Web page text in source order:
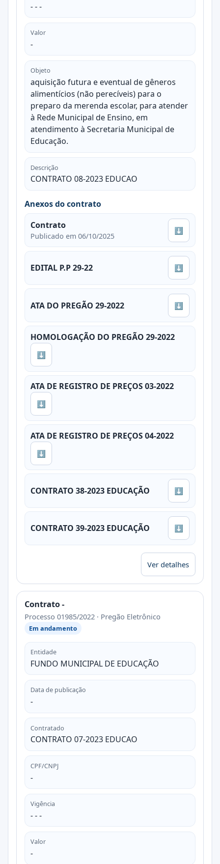
- - -
Valor
-
Objeto
aquisição futura e eventual de gêneros
alimentícios (não perecíveis) para o
preparo da merenda escolar, para atender
à Rede Municipal de Ensino, em
atendimento à Secretaria Municipal de
Educação.
Descrição
CONTRATO 08-2023 EDUCAO
Anexos do contrato
Contrato
Publicado em 06/10/2025
⬇
EDITAL P.P 29-22 ⬇
ATA DO PREGÃO 29-2022 ⬇
HOMOLOGAÇÃO DO PREGÃO 29-2022
⬇
ATA DE REGISTRO DE PREÇOS 03-2022
⬇
ATA DE REGISTRO DE PREÇOS 04-2022
⬇
CONTRATO 38-2023 EDUCAÇÃO ⬇
CONTRATO 39-2023 EDUCAÇÃO ⬇
Ver detalhes
Contrato -
Processo 01985/2022 · Pregão Eletrônico
Em andamento
Entidade
FUNDO MUNICIPAL DE EDUCAÇÃO
Data de publicação
-
Contratado
CONTRATO 07-2023 EDUCAO
CPF/CNPJ
-
Vigência
- - -
Valor
-